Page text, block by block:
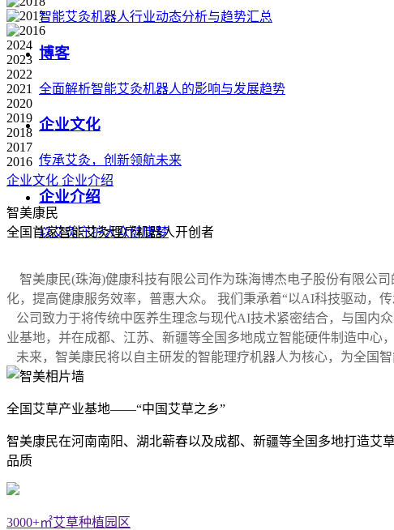
智能艾灸机器人行业动态分析与趋势汇总
博客
全面解析智能艾灸机器人的影响与发展趋势
企业文化
传承艾灸，创新领航未来
企业介绍
以艾灸守护大众健康梦
2024
2023
2022
2021
2020
2019
2018
2017
2016
企业文化 企业介绍
智美康民
全国首家智能艾灸理疗机器人开创者
智美康民(珠海)健康科技有限公司作为珠海博杰电子股份有限公
化，提高健康服务效率，普惠大众。
我们秉承着“以AI科技驱动，
公司致力于将传统中医养生理念与现代AI技术紧密结合，与国内
业基地，并在成都、江苏、新疆等全国多地成立智能硬件制造中心
未来，智美康民将以自主研发的智能理疗机器人为核心，为全国
全国艾草产业基地——“中国艾草之乡”
智美康民在河南南阳、湖北蕲春以及成都、新疆等全国多地打造艾
品质
3000+㎡艾草种植园区